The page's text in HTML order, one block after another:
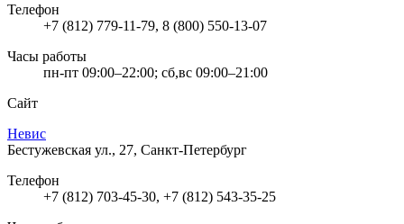
Телефон
+7 (812) 779-11-79, 8 (800) 550-13-07
Часы работы
пн-пт 09:00–22:00; сб,вс 09:00–21:00
Сайт
Невис
Бестужевская ул., 27, Санкт-Петербург
Телефон
+7 (812) 703-45-30, +7 (812) 543-35-25